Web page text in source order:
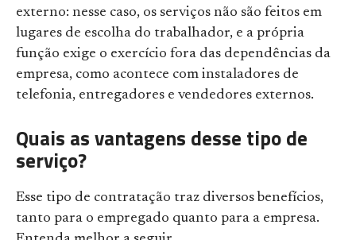
externo: nesse caso, os serviços não são feitos em
lugares de escolha do trabalhador, e a própria
função exige o exercício fora das dependências da
empresa, como acontece com instaladores de
telefonia, entregadores e vendedores externos.
Quais as vantagens desse tipo de
serviço?
Esse tipo de contratação traz diversos benefícios,
tanto para o empregado quanto para a empresa.